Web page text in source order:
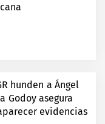
hunden a Ángel
Godoy asegura
evidencias